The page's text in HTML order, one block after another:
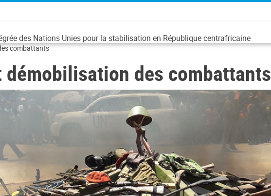
des Nations Unies pour la stabilisation en République centrafricaine
combattants
démobilisation des combattants